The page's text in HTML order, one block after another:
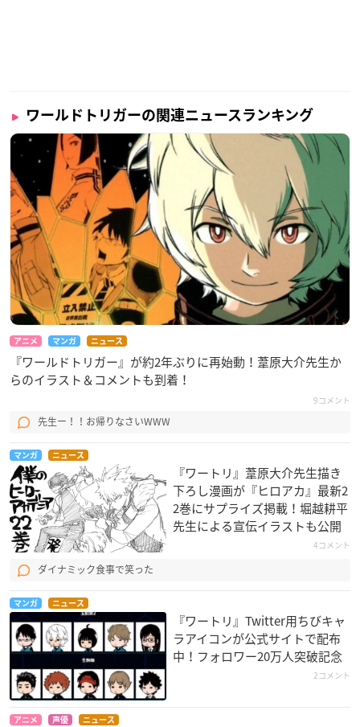
ワールドトリガーの関連ニュースランキング
アニメ マンガ ニュース
『ワールドトリガー』が約2年ぶりに再始動！葦原大介先生か
らのイラスト＆コメントも到着！
9コメント
先生ー！！お帰りなさいWWW
マンガ ニュース
『ワートリ』葦原大介先生描き
下ろし漫画が『ヒロアカ』最新2
2巻にサプライズ掲載！堀越耕平
先生による宣伝イラストも公開
4コメント
ダイナミック食事で笑った
マンガ ニュース
『ワートリ』Twitter用ちびキャ
ラアイコンが公式サイトで配布
中！フォロワー20万人突破記念
2コメント
アニメ 声優 ニュース